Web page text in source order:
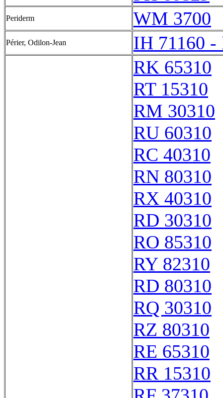
Periderm WM 3700
Périer, Odilon-Jean
IH 71160 -
RK 65310
RT 15310
RM 30310
RU 60310
RC 40310
RN 80310
RX 40310
RD 30310
RO 85310
RY 82310
RD 80310
RQ 30310
RZ 80310
RE 65310
RR 15310